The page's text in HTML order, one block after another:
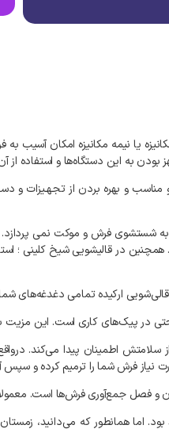
یا نیمه مکانیزه امکان
به این دستگاه‌ها و استفاده از
مناسب و بهره بردن از تجهـیزات
شستشوی فرش و موکت نمی‌
در قالیشویی شیخ کلینی
قالی‌شویی ارکیده تمامی
در پیک‌های کاری است. این
اطمینان پیدا می‌کند.
نیاز فرش شما را ترمیم کرده
معمولا در ۶ ماه اول سال بین ۴۸ تا ۷۲ ساعت تحویل فرش